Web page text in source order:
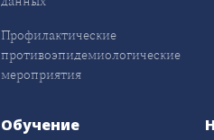
Профилактические
противоэпидемиологические
мероприятия
Обучение